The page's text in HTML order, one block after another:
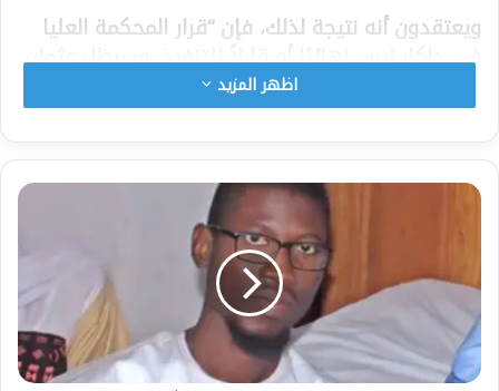
ويعتقدون أنه نتيجة لذلك، فإن “قرار المحكمة العليا
في داكار ليس نهائيًا أو قابلاً للتنفيذ، وسيظل عثمان
سونكو محذوفًا من القوائم المذكورة حتى يتم الحكم
بشكل نهائي في القضية”.
وألغى قاض بالمحكمة العليا في دكار، الخميس،
شطب المنافس عثمان سونكو من القوائم الانتخابية
بعد أن اعتبره “غير قانوني”، وهو قرار يؤكد قرارا
أصدرته في البداية محكمة منطقة زيغينشور (جنوب)
فبراير.
وقال عبد الله تال، أحد محامي السيد سونكو، متحدثًا
اظهر المزيد